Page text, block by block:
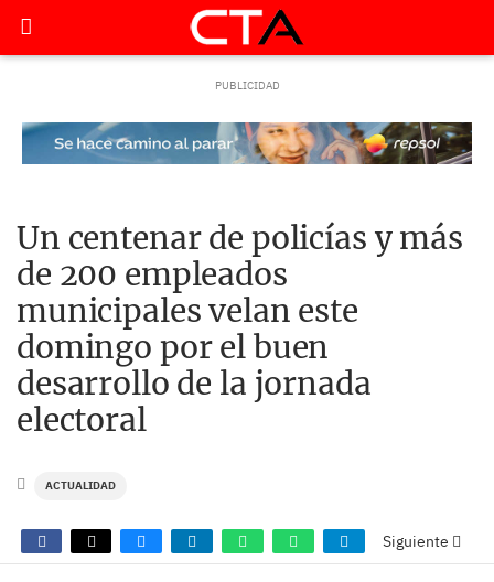
Un centenar de policías y más
de 200 empleados
municipales velan este
domingo por el buen
desarrollo de la jornada
electoral
ACTUALIDAD
Siguiente